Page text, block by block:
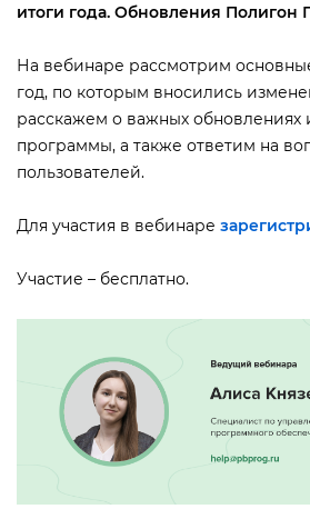
итоги года. Обновления Полигон
На вебинаре рассмотрим
од, по которым вносились
расскажем о важных обновлениях
программы, а также ответим на
пользователей.
Для участия в вебинаре
Участие – бесплатно.